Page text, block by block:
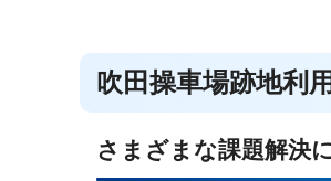
吹田操車場跡地利
さまざまな課題解決